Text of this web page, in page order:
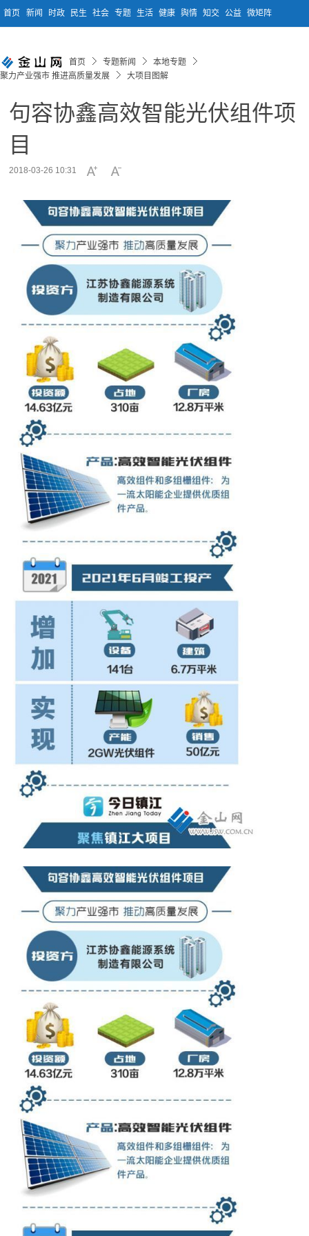
首页 新闻 时政 民生 社会 专题 生活 健康 舆情 知交 公益 微矩阵
首页 专题新闻
本地专题
聚力产业强市 推进高质量发展
大项目图解
句容协鑫高效智能光伏组件项
目
2018-03-26 10:31